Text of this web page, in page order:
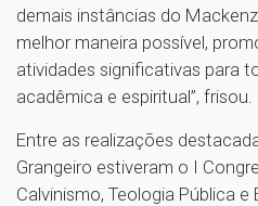
demais instâncias do
melhor maneira possível,
atividades significativas para
acadêmica e espiritual”, frisou.
Entre as realizações
Grangeiro estiveram o I
Calvinismo, Teologia Pública